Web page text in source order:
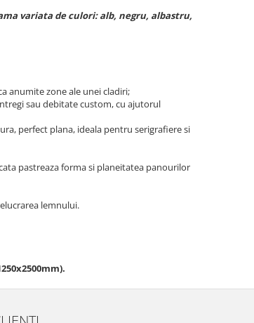
variata de culori: alb, negru, albastru,
anumite zone ale unei cladiri;
sau debitate custom, cu ajutorul
perfect plana, ideala pentru serigrafiere si
pastreaza forma si planeitatea panourilor
lemnului.